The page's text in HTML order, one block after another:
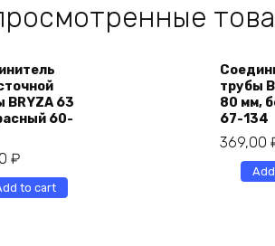
BRYZA 63
60-
₽
to cart
трубы
80 мм,
67-134
369,00